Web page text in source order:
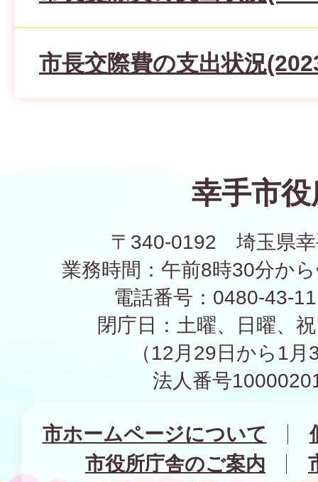
市長交際費の支出状況
幸手市役
〒340-0192 埼玉県幸
業務時間：午前8時30分か
電話番号：0480-43-
閉庁日：土曜、日曜、
（12月29日から1
法人番号
市ホームページについて
市役所庁舎のご案内